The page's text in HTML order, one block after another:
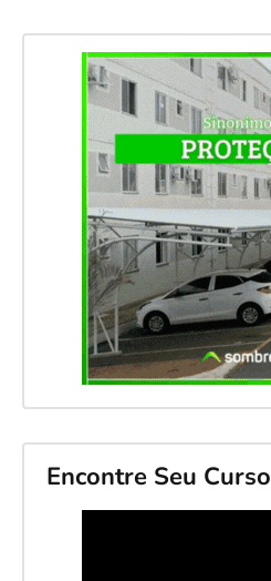
Encontre Seu Curso